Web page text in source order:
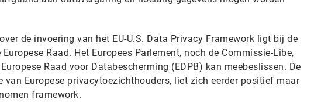
de invoering van het EU-U.S. Data Privacy Framework ligt bij de
Raad. Het Europees Parlement, noch de Commissie-Libe,
Raad voor Databescherming (EDPB) kan meebeslissen. De
van Europese privacytoezichthouders, liet zich eerder positief maar
framework.